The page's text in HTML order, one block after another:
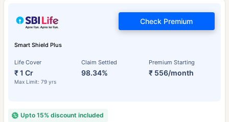
Smart Shield Plus
Life Cover
₹ 1 Cr
Max Limit: 79 yrs
Claim Settled
98.34%
Premium Starting
₹ 556/month
Check Premium
Upto 15% discount included